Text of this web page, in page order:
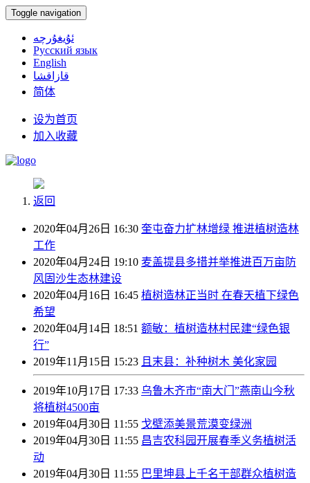
Toggle navigation
ئۇيغۇرچە
Русский язык
English
قازاقشا
简体
设为首页
加入收藏
返回
2020年04月26日 16:30 奎屯奋力扩林增绿 推进植树造林
工作
2020年04月24日 19:10 麦盖提县多措并举推进百万亩防
风固沙生态林建设
2020年04月16日 16:45 植树造林正当时 在春天植下绿色
希望
2020年04月14日 18:51 额敏：植树造林村民建“绿色银
行”
2019年11月15日 15:23 且末县：补种树木 美化家园
2019年10月17日 17:33 乌鲁木齐市“南大门”燕南山今秋
将植树4500亩
2019年04月30日 11:55 戈壁添美景荒漠变绿洲
2019年04月30日 11:55 昌吉农科园开展春季义务植树活
动
2019年04月30日 11:55 巴里坤县上千名干部群众植树造